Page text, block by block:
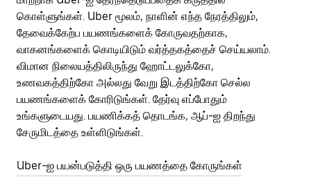
கொள்ளுங்கள். Uber மூலம், நாளின் எந்த நேரத்திலும்,
தேவைக்கேற்ப பயணங்களைக் கோருவதற்காக,
வாகனங்களைக் கொடியிடும் வர்த்தகத்தைச் செய்யலாம்.
விமான நிலையத்திலிருந்து ஹோட்டலுக்கோ,
உணவகத்திற்கோ அல்லது வேறு இடத்திற்கோ செல்ல
பயணங்களைக் கோரிடுங்கள். தேர்வு எப்போதும்
உங்களுடையது. பயணிக்கத் தொடங்க, ஆப்-ஐ திறந்து
சேருமிடத்தை உள்ளிடுங்கள்.
Uber-ஐ பயன்படுத்தி ஒரு பயணத்தை கோருங்கள்